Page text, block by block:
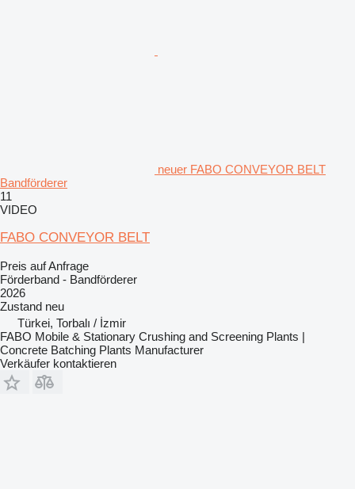
neuer FABO CONVEYOR BELT
Bandförderer
11
VIDEO
FABO CONVEYOR BELT
Preis auf Anfrage
Förderband - Bandförderer
2026
Zustand neu
Türkei, Torbalı / İzmir
FABO Mobile & Stationary Crushing and Screening Plants |
Concrete Batching Plants Manufacturer
Verkäufer kontaktieren